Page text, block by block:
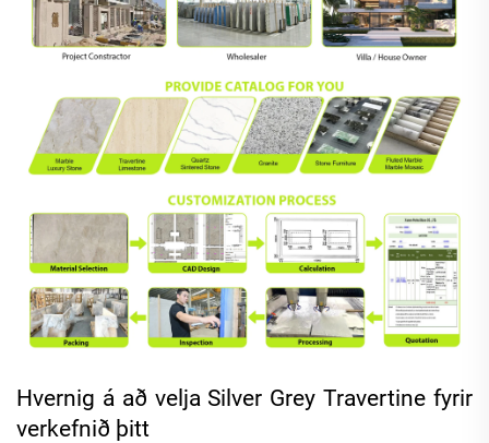
Hvernig á að velja Silver Grey Travertine fyrir
verkefnið þitt